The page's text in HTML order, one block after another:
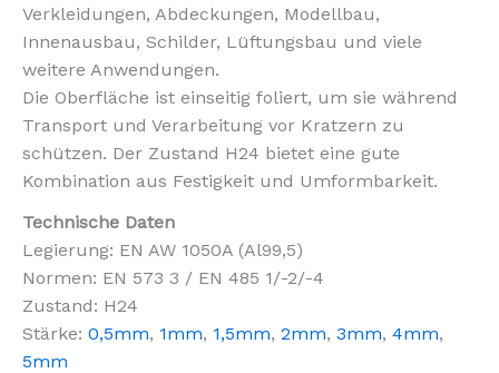
Verkleidungen, Abdeckungen, Modellbau,
Innenausbau, Schilder, Lüftungsbau und viele
weitere Anwendungen.
Die Oberfläche ist einseitig foliert, um sie während
Transport und Verarbeitung vor Kratzern zu
schützen. Der Zustand H24 bietet eine gute
Kombination aus Festigkeit und Umformbarkeit.
Technische Daten
Legierung: EN AW 1050A (Al99,5)
Normen: EN 573 3 / EN 485 1/-2/-4
Zustand: H24
Stärke: 0,5mm, 1mm, 1,5mm, 2mm, 3mm, 4mm,
5mm